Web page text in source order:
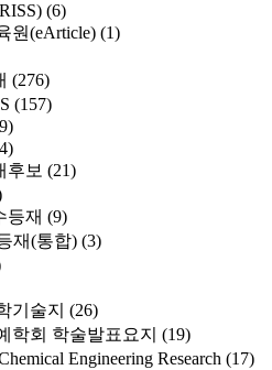
(6)
원(eArticle) (1)
(276)
(157)
후보 (21)
등재 (9)
재(통합) (3)
기술지 (26)
학회 학술발표요지 (19)
Engineering Research (17)